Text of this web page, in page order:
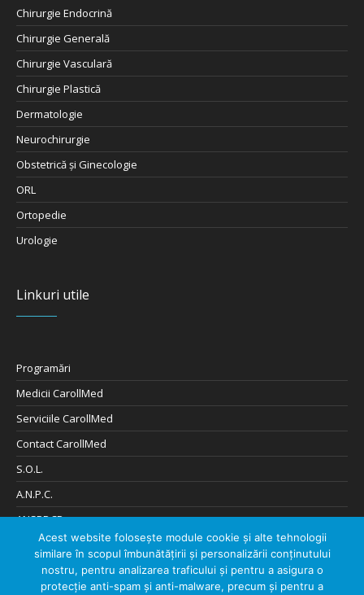
Chirurgie Endocrină
Chirurgie Generală
Chirurgie Vasculară
Chirurgie Plastică
Dermatologie
Neurochirurgie
Obstetrică şi Ginecologie
ORL
Ortopedie
Urologie
Linkuri utile
Programări
Medicii CarollMed
Serviciile CarollMed
Contact CarollMed
S.O.L.
A.N.P.C.
ANSPDCP
Cookies și Confidențialitate
Digitalizare de: 404Solutions
Acest website folosește module cookie și alte tehnologii
similare în scopul îmbunătățirii și personalizării conținutului
nostru, pentru analizarea traficului și pentru a asigura o
protecție anti-spam și anti-malware, precum și pentru a